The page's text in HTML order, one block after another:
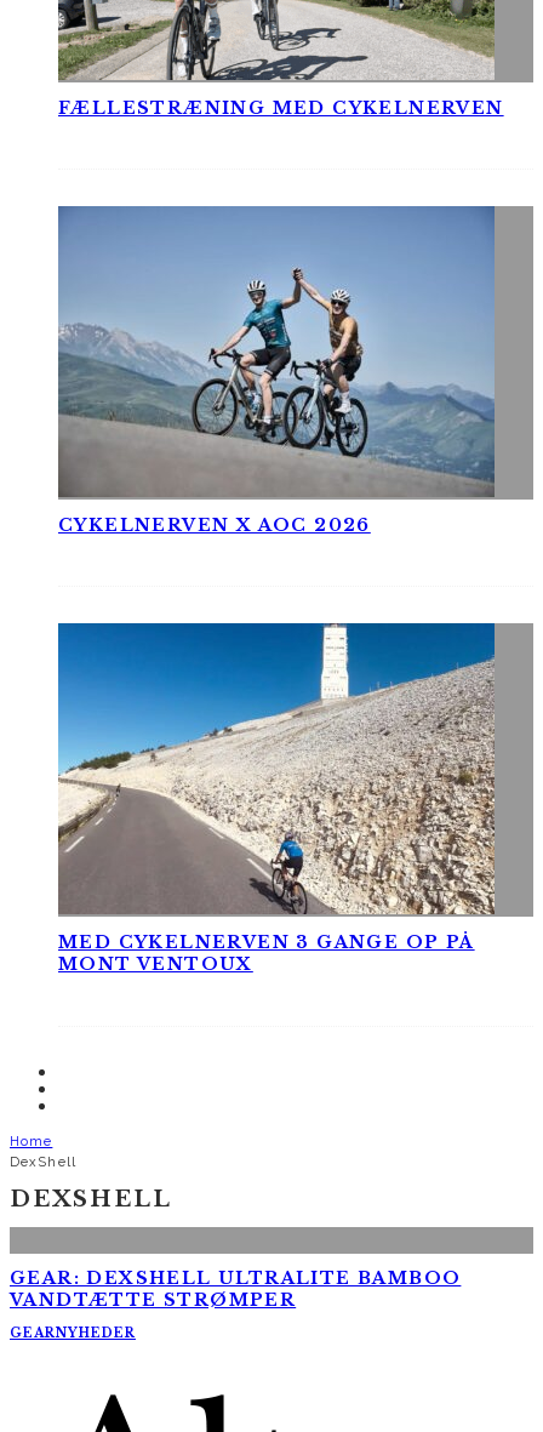
FÆLLESTRÆNING MED CYKELNERVEN
CYKELNERVEN X AOC 2026
MED CYKELNERVEN 3 GANGE OP PÅ
MONT VENTOUX
Home
DexShell
DEXSHELL
GEAR: DEXSHELL ULTRALITE BAMBOO
VANDTÆTTE STRØMPER
GEARNYHEDER